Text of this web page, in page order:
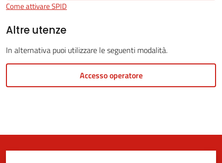
on-
gli
Come attivare SPID
Altre utenze
In alternativa puoi utilizzare le seguenti modalità.
Accesso operatore